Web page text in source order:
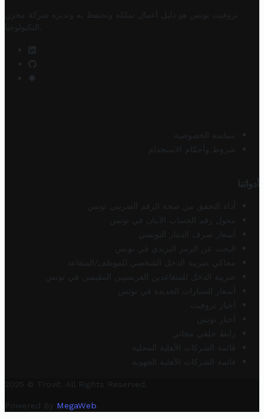
تروفيت تونس هو دليل أعمال تملكه وتحتفظ به وتديره
شركة مخزن
التكنولوجيا
سياسة الخصوصية
شروط وأحكام الاستخدام
أدواتنا
أداة التحقق من صحة الرقم الضريبي تونس
محول رقم الحساب الآيبان في تونس
أسعار صرف الدينار التونسي
البحث عن الرمز البريدي في تونس
محاكي ضريبة الدخل الشخصي للموظف/المتقاعد
ضريبة الدخل للمتقاعدين الفرنسيين المقيمين في تونس
أسعار السيارات الجديدة في تونس
أخبار تروفيت
أخبار تونس
رابط خلفي مجاني
قائمة الشركات الأهلية المحلية
قائمة الشركات الأهلية الجهوية
2025 © Trovit. All Rights Reserved.
Powered By MegaWeb